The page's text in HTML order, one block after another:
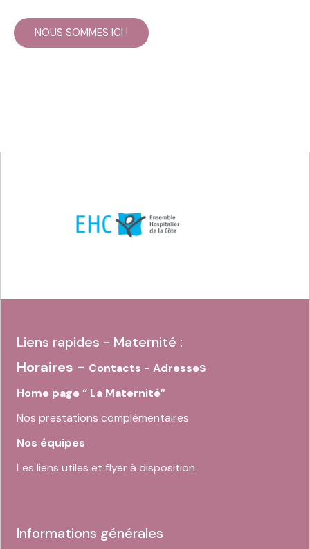
NOUS SOMMES ICI !
Liens rapides - Maternité :
Horaires - Contacts - Adresses
Home page “ La Maternité”
Nos prestations complémentaires
Nos équipes
Les liens utiles et flyer à disposition
Informations générales